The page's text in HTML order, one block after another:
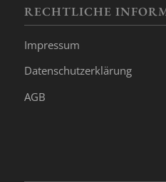
RECHTLICHE
Impressum
Datenschutzerklärung
AGB